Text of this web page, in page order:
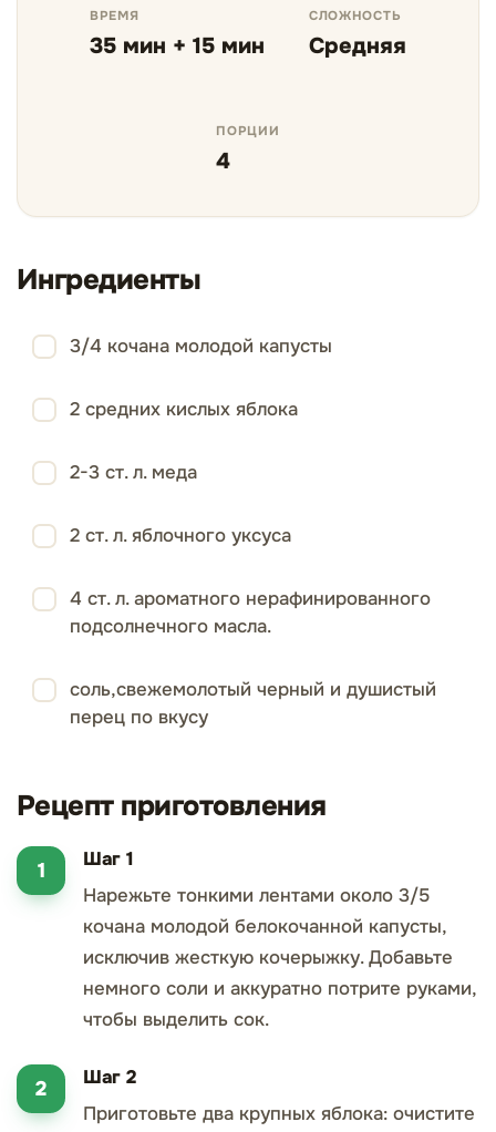
ВРЕМЯ
35 мин + 15 мин
СЛОЖНОСТЬ
Средняя
ПОРЦИИ
4
Ингредиенты
3/4 кочана молодой капусты
2 средних кислых яблока
2-3 ст. л. меда
2 ст. л. яблочного уксуса
4 ст. л. ароматного нерафинированного
подсолнечного масла.
соль,свежемолотый черный и душистый
перец по вкусу
Рецепт приготовления
Шаг 1
Нарежьте тонкими лентами около 3/5
кочана молодой белокочанной капусты,
исключив жесткую кочерыжку. Добавьте
немного соли и аккуратно потрите руками,
чтобы выделить сок.
Шаг 2
Приготовьте два крупных яблока: очистите